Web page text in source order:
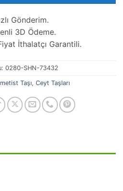
Gönderim.
3D Ödeme.
İthalatçı Garantili.
0280-SHN-73432
Taşı, Ceyt Taşları